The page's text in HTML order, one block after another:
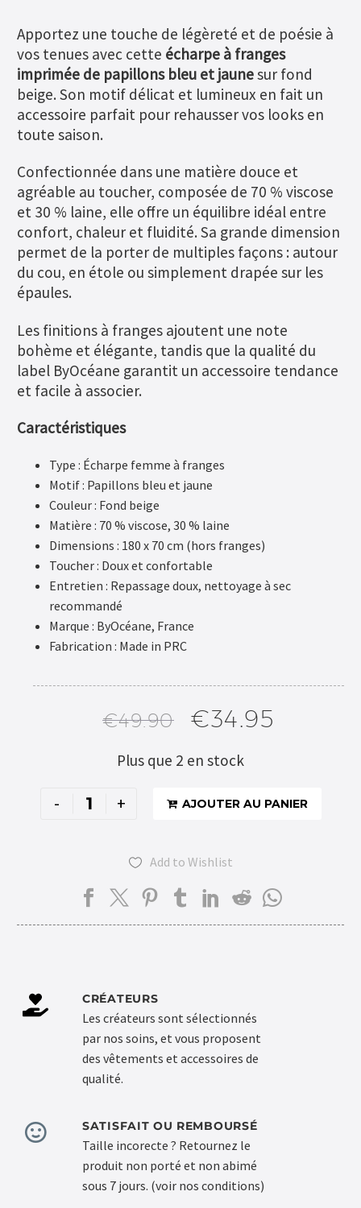
Apportez une touche de légèreté et de poésie à
vos tenues avec cette écharpe à franges
imprimée de papillons bleu et jaunesur fond
beige. Son motif délicat et lumineux en fait un
accessoire parfait pour rehausser vos looks en
toute saison.
Confectionnée dans une matière douce et
agréable au toucher, composée de 70 % viscose
et 30 % laine, elle offre un équilibre idéal entre
confort, chaleur et fluidité. Sa grande dimension
permet de la porter de multiples façons : autour
du cou, en étole ou simplement drapée sur les
épaules.
Les finitions à franges ajoutent une note
bohème et élégante, tandis que la qualité du
label ByOcéane garantit un accessoire tendance
et facile à associer.
Caractéristiques
Type : Écharpe femme à franges
Motif : Papillons bleu et jaune
Couleur : Fond beige
Matière : 70 % viscose, 30 % laine
Dimensions : 180 x 70 cm (hors franges)
Toucher : Doux et confortable
Entretien : Repassage doux, nettoyage à sec
recommandé
Marque : ByOcéane, France
Fabrication : Made in PRC
€49.90 €34.95
Plus que 2 en stock
- +  AJOUTER AU PANIER
Alternative:
 Add to Wishlist
CRÉATEURS
Les créateurs sont sélectionnés
par nos soins, et vous proposent
des vêtements et accessoires de
qualité.
SATISFAIT OU REMBOURSÉ
Taille incorecte ? Retournez le
produit non porté et non abimé
sous 7 jours. (voir nos conditions)